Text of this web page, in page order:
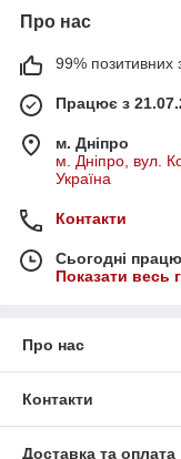
Про нас
99% позитивних
Працює з
м. Дніпро
м. Дніпро, вул.
Україна
Контакти
Сьогодні
Показати весь
Про нас
Контакти
Доставка та оплата